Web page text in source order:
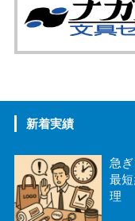
アクセサリー
美容・衛生用品
おもちゃ・ゲーム
ペット用品
新着実績
急
最
理